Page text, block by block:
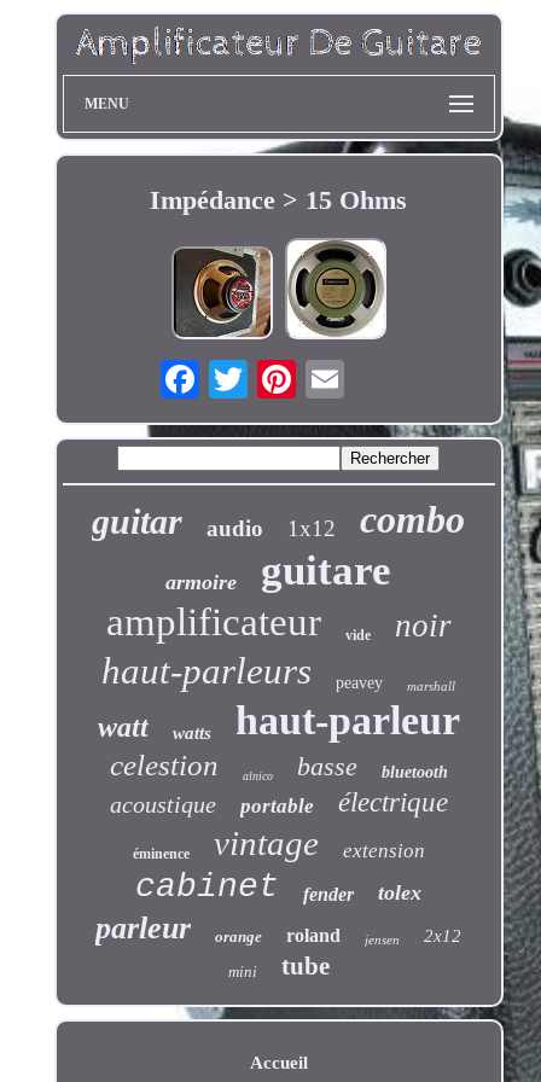
MENU
Impédance > 15 Ohms
guitar audio 1x12 combo
armoire guitare
amplificateur vide noir
haut-parleurs peavey marshall
watt watts haut-parleur
celestion alnico basse bluetooth
acoustique portable électrique
éminence vintage extension
cabinet fender tolex
parleur orange roland jensen 2x12
mini tube
Accueil